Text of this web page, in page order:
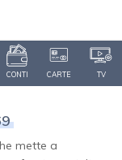
CONTI CARTE TV
mette a